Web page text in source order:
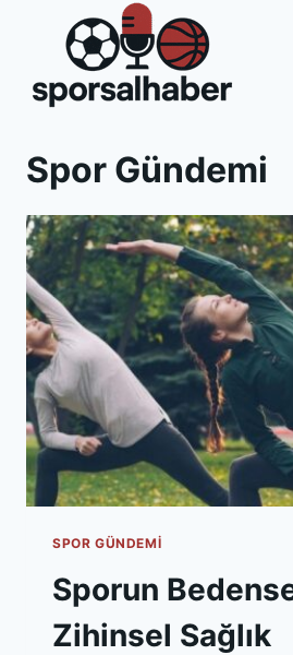
Spor Gündemi
SPOR GÜNDEMI
Sporun
Zihinsel Sağlık